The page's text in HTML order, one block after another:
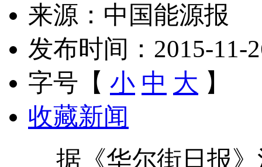
来源：中国能源报
发布时间：2015-11-
字号【 小 中 大 】
收藏新闻
据《华尔街日报》